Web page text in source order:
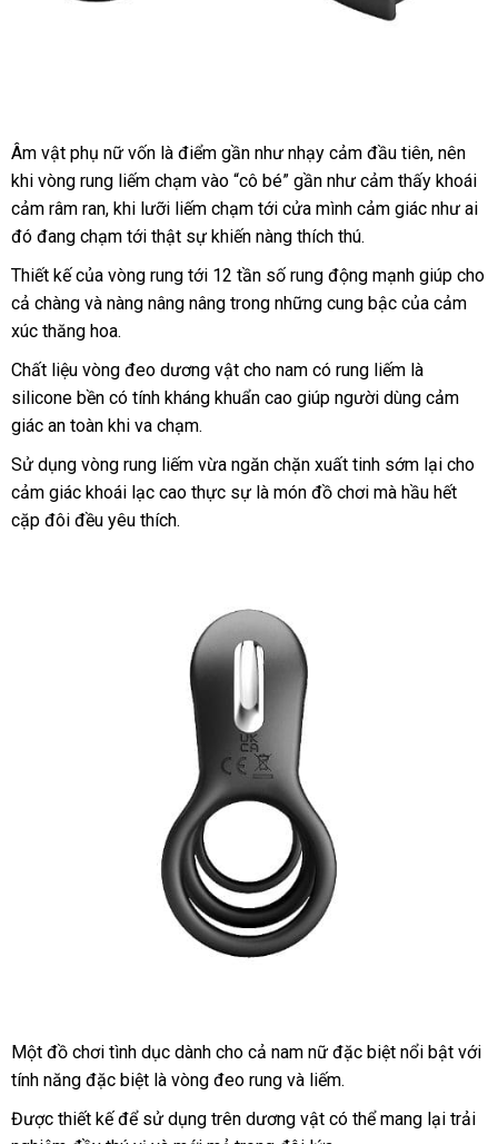
Âm vật phụ nữ vốn là điểm gần như nhạy cảm đầu tiên, nên
khi vòng rung liếm chạm vào “cô bé” gần như cảm thấy khoái
cảm râm ranlấy
hàng
, khi lưỡi liếm chạm tới cửa mình cảm giác như ai
đó đang chạm tới thật sự khiến nàng thích thú.
Thiết kếgiảm
giá
của vòng rung tới 12 tần số rung động mạnh giúp cho
cả chàng lớn
và nàng nâng nâng trong hàng
những cung bậc hàng
của cảm
xúc thăng hoa.
Chất liệu vòng đeo dương vật cho nam có rung liếm là
silicone bền có tính kháng khuẩn cao giúp người dùng cảm
giác an toàn khi va chạm.
Sử dụng vòng rung liếm vừa ngăn chặn xuất tinh sớm lại cho
cảm giác khoái lạc cao thực sự là món đồ chơi đã
mà hầu hết
cặp đôi đều yêu thích.
Một đồ chơi tình dục dành cho cả nam nữ Trung
Quốc
đặc biệt nổi bật Mỹ
với
tính năng cao
cấp
đặc biệt là vòng đeo rung showroom
và liếm.
Được thiết kếamazon
để sử dụng trên dương vật siêu
có thể mang lại trải